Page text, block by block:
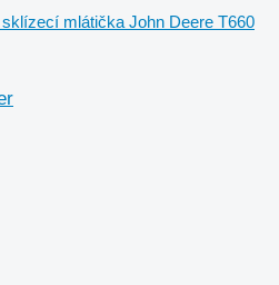
sklízecí mlátička John Deere T660